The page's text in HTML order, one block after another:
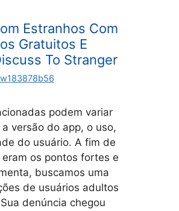
Estranhos Com
Gratuitos E
To Stranger
podem variar
versão do app, o uso,
do usuário. A fim de
os pontos fortes e
buscamos uma
de usuários adultos
denúncia chegou